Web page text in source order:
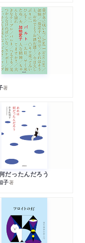
著
だったんだろう
子著